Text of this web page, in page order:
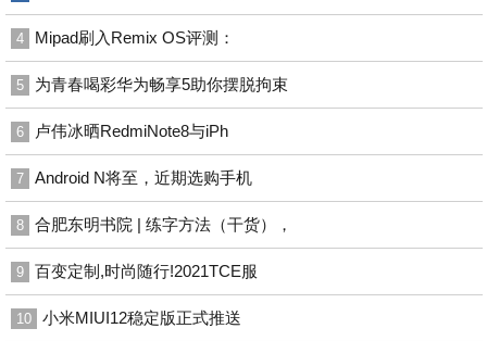
4 Mipad刷入Remix OS评测：
5 为青春喝彩华为畅享5助你摆脱拘束
6 卢伟冰晒RedmiNote8与iPh
7 Android N将至，近期选购手机
8 合肥东明书院 | 练字方法（干货），
9 百变定制,时尚随行!2021TCE服
10 小米MIUI12稳定版正式推送